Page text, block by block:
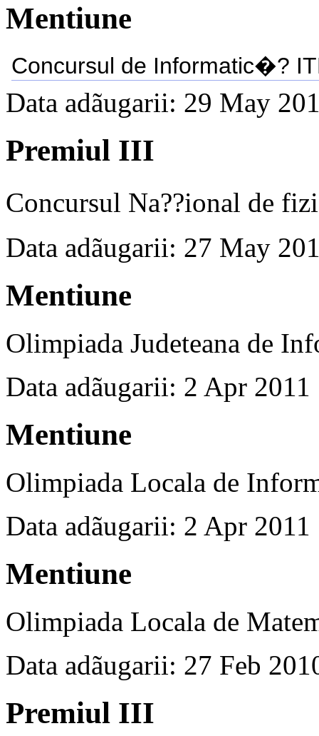
Mentiune
Concursul de Informatic�?
Data adãugarii: 29 May
Premiul III
Concursul Na??ional de
Data adãugarii: 27 May
Mentiune
Olimpiada Judeteana de
Data adãugarii: 2 Apr 2011
Mentiune
Olimpiada Locala de
Data adãugarii: 2 Apr 2011
Mentiune
Olimpiada Locala de
Data adãugarii: 27 Feb
Premiul III